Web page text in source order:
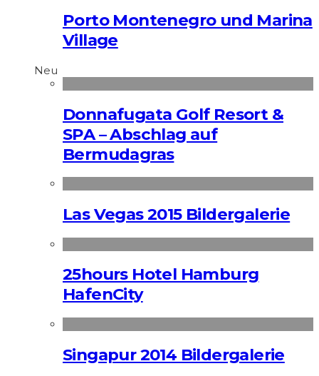
Porto Montenegro und Marina
Village
Neu
Donnafugata Golf Resort &
SPA – Abschlag auf
Bermudagras
Las Vegas 2015 Bildergalerie
25hours Hotel Hamburg
HafenCity
Singapur 2014 Bildergalerie